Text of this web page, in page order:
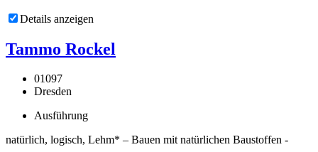
Details anzeigen
Tammo Rockel
01097
Dresden
Ausführung
natürlich, logisch, Lehm* – Bauen mit natürlichen Baustoffen -